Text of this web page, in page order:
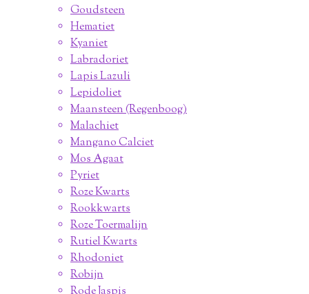
Goudsteen
Hematiet
Kyaniet
Labradoriet
Lapis Lazuli
Lepidoliet
Maansteen (Regenboog)
Malachiet
Mangano Calciet
Mos Agaat
Pyriet
Roze Kwarts
Rookkwarts
Roze Toermalijn
Rutiel Kwarts
Rhodoniet
Robijn